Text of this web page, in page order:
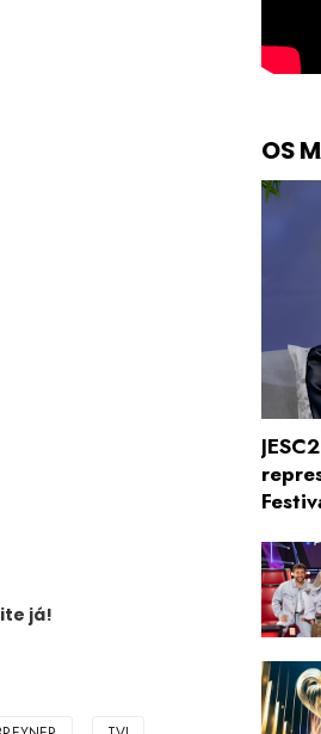
já!
OS